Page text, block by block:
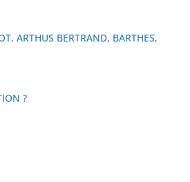
ARTHUS BERTRAND, BARTHES,
?